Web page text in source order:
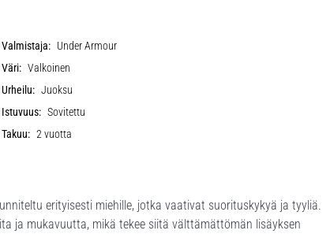
Valmistaja: Under Armour
Väri: Valkoinen
Urheilu: Juoksu
Istuvuus: Sovitettu
Takuu: 2 vuotta
erityisesti miehille, jotka vaativat suorituskykyä ja tyyliä.
ja mukavuutta, mikä tekee siitä välttämättömän lisäyksen